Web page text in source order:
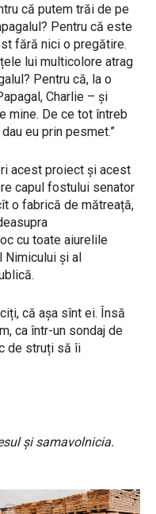
că putem trăi de pe
Pentru că este
fără nici o pregătire.
lui multicolore atrag
Pentru că, la o
Charlie – și
mine. De ce tot întreb
eu prin pesmet.”
acest proiect și acest
capul fostului senator
o fabrică de mătreață,
cu toate aiurelile
Nimicului și al
că așa sînt ei. Însă
ca într-un sondaj de
de struți să îi
și samavolnicia.